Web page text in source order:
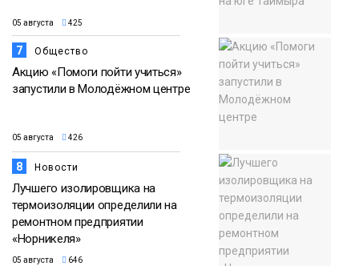
05 августа 425
7 Общество
Акцию «Помоги пойти учиться»
запустили в Молодёжном центре
05 августа 426
8 Новости
Лучшего изолировщика на
термоизоляции определили на
ремонтном предприятии
«Норникеля»
05 августа 646